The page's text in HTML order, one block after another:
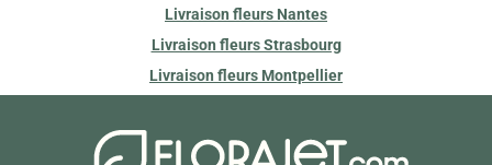
Livraison fleurs Nantes
Livraison fleurs Strasbourg
Livraison fleurs Montpellier